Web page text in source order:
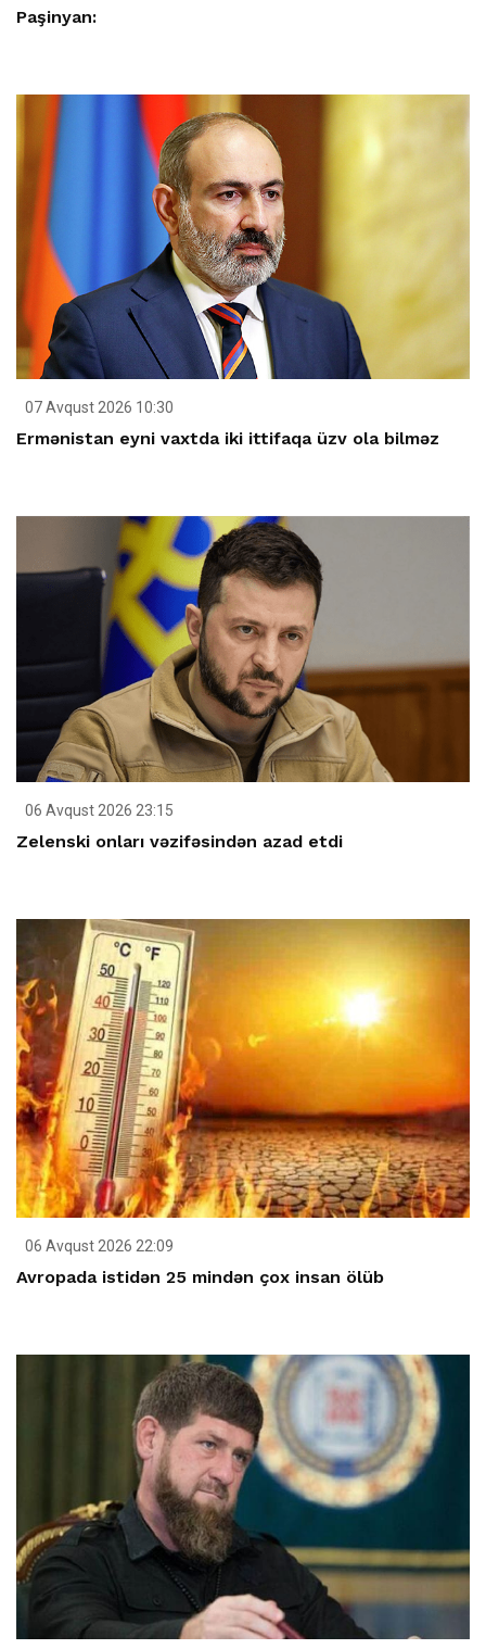
Paşinyan:
07 Avqust 2026 10:30
Ermənistan eyni vaxtda iki ittifaqa üzv ola bilməz
06 Avqust 2026 23:15
Zelenski onları vəzifəsindən azad etdi
06 Avqust 2026 22:09
Avropada istidən 25 mindən çox insan ölüb